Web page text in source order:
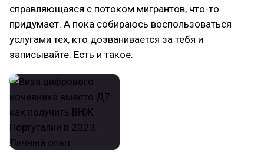
справляющаяся с потоком мигрантов, что-то
придумает. А пока собираюсь воспользоваться
услугами тех, кто дозванивается за тебя и
записывайте. Есть и такое.